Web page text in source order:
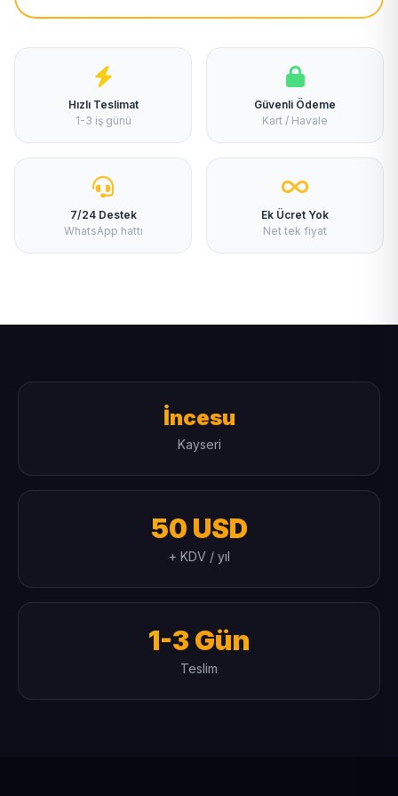
Hızlı Teslimat
1-3 iş günü
Güvenli Ödeme
Kart / Havale
7/24 Destek
WhatsApp hattı
Ek Ücret Yok
Net tek fiyat
İncesu
Kayseri
50 USD
+ KDV / yıl
1-3 Gün
Teslim